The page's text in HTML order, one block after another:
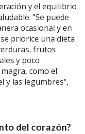
y el equilibrio
"Se puede
ocasional y en
priorice una dieta
frutos
y poco
como el
y las legumbres",
del corazón?